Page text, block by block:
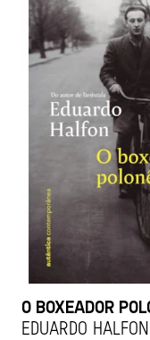
O BOXEADOR
EDUARDO HALFON